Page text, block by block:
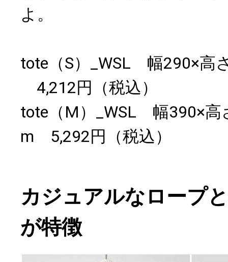
よ。
tote（S）_WSL 幅290×高
4,212円（税込）
tote（M）_WSL 幅390×高
m 5,292円（税込）
カジュアルなロープ
が特徴